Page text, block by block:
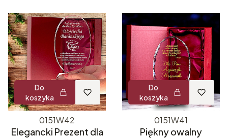
Do
koszyka
0151W42
Elegancki Prezent dla
Do
koszyka
0151W41
Piękny owalny